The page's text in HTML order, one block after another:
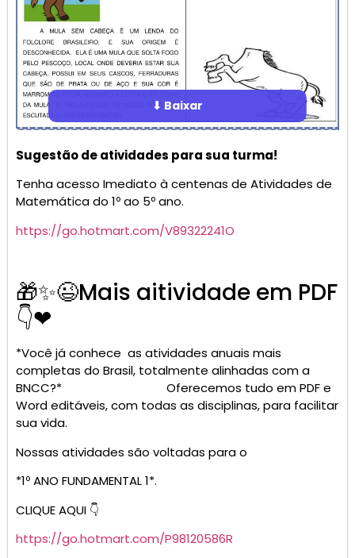
⬇ Baixar
Sugestão de atividades para sua turma!
Tenha acesso Imediato à centenas de Atividades de
Matemática do 1º ao 5º ano.
https://go.hotmart.com/V89322241O
🎁✨😉Mais aitividade em PDF
👇❤
*Você já conhece as atividades anuais mais
completas do Brasil, totalmente alinhadas com a
BNCC?* Oferecemos tudo em PDF e
Word editáveis, com todas as disciplinas, para facilitar
sua vida.
Nossas atividades são voltadas para o
*1º ANO FUNDAMENTAL 1*.
CLIQUE AQUI 👇
https://go.hotmart.com/P98120586R